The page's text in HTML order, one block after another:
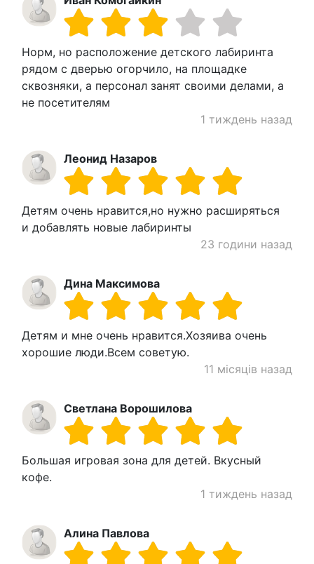
Норм, но расположение детского лабиринта
рядом с дверью огорчило, на площадке
сквозняки, а персонал занят своими делами, а
не посетителям
1 тиждень назад
Леонид Назаров
Детям очень нравится,но нужно расширяться
и добавлять новые лабиринты
23 години назад
Дина Максимова
Детям и мне очень нравится.Хозяива очень
хорошие люди.Всем советую.
11 місяців назад
Светлана Ворошилова
Большая игровая зона для детей. Вкусный
кофе.
1 тиждень назад
Алина Павлова